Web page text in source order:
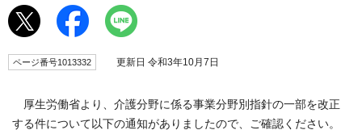
ページ番号1013332 更新日 令和3年10月7日
厚生労働省より、介護分野に係る事業分野別指針の一部を改正
する件について以下の通知がありましたので、ご確認ください。